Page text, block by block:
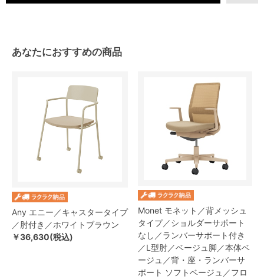
あなたにおすすめの商品
Any エニー／キャスタータイプ
／肘付き／ホワイトブラウン
￥36,630(税込)
Monet モネット／背メッシュ
タイプ／ショルダーサポート
なし／ランバーサポート付き
／L型肘／ベージュ脚／本体ベ
ージュ／背・座・ランバーサ
ポート ソフトベージュ／フロ